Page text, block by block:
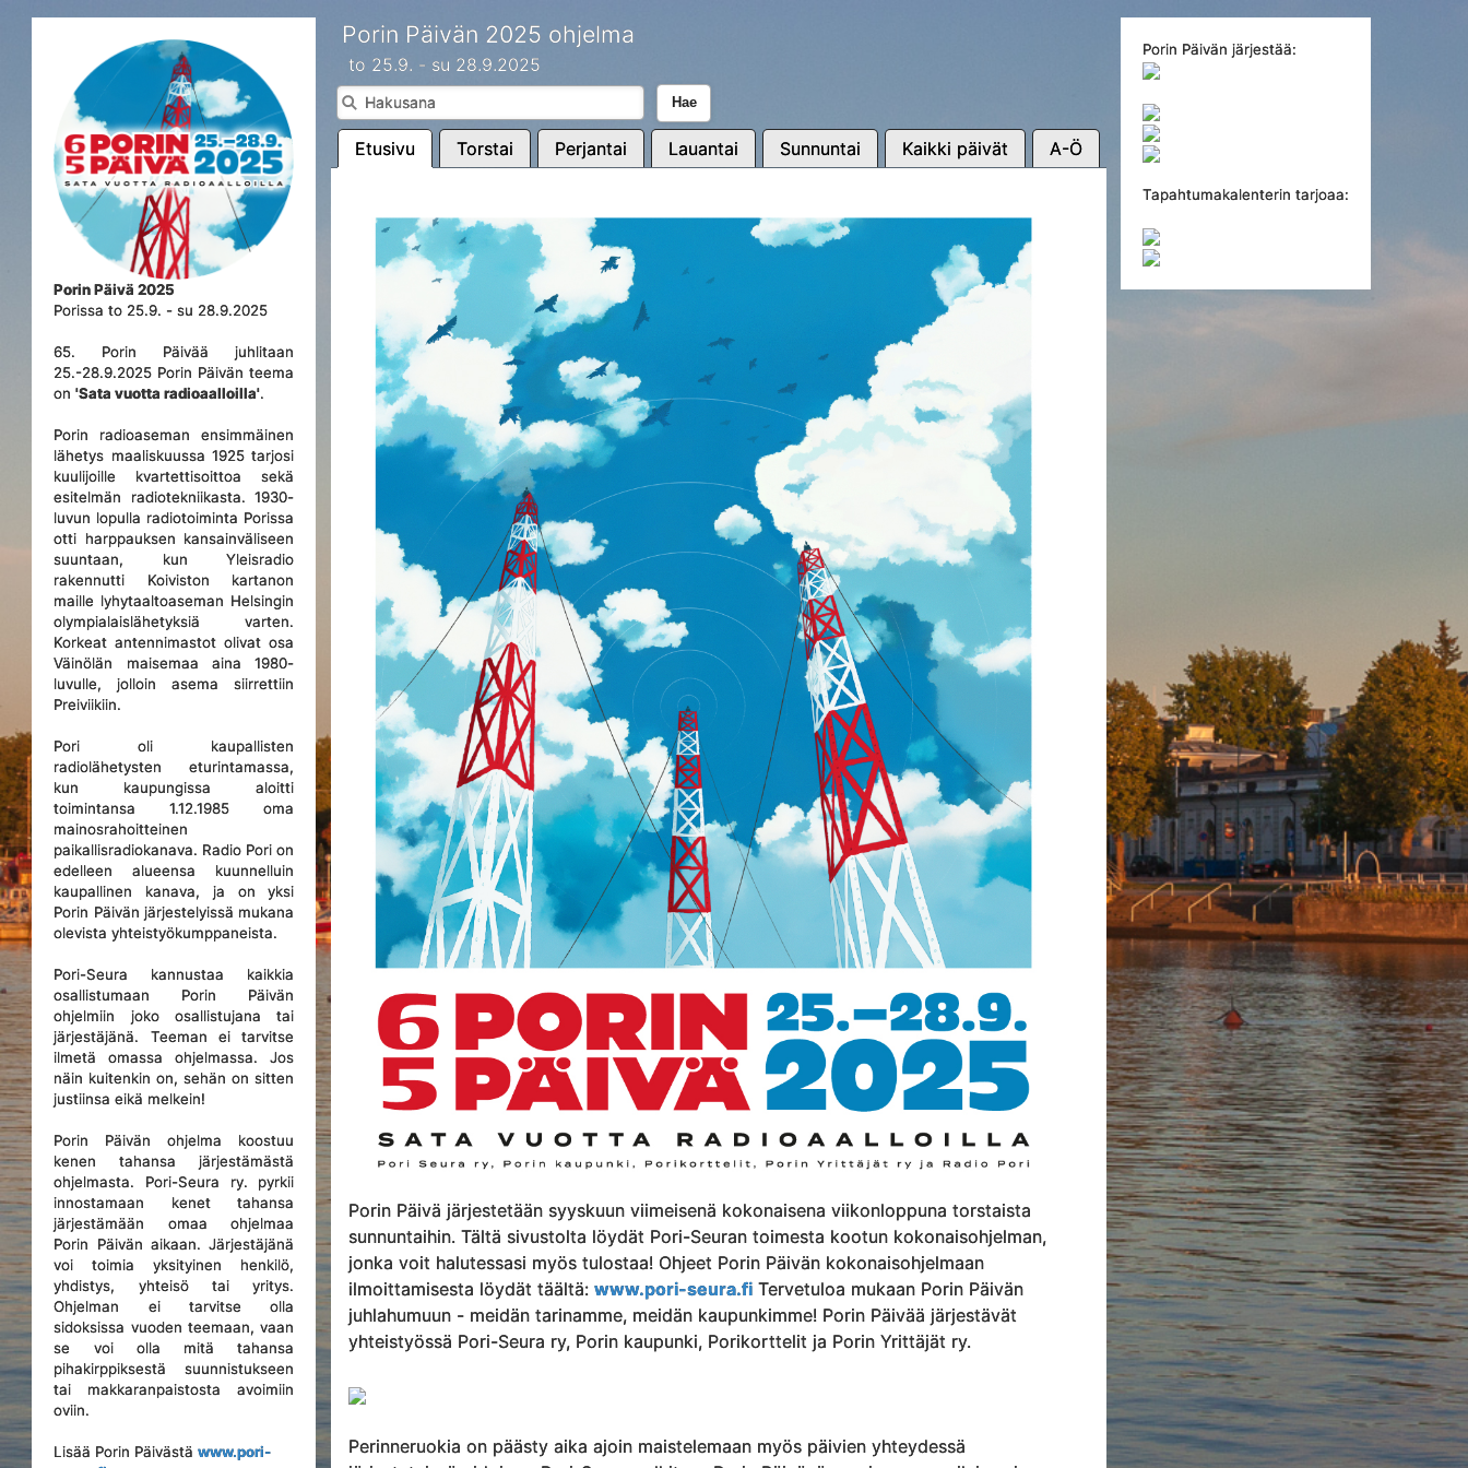
Porin Päivä 2025
Porissa to 25.9. - su 28.9.2025
65. Porin Päivää juhlitaan
25.-28.9.2025 Porin Päivän teema
on'Sata vuotta radioaalloilla'.
Porin radioaseman ensimmäinen
lähetys maaliskuussa 1925 tarjosi
kuulijoille kvartettisoittoa sekä
esitelmän radiotekniikasta. 1930-
luvun lopulla radiotoiminta Porissa
otti harppauksen kansainväliseen
suuntaan, kun Yleisradio
rakennutti Koiviston kartanon
maille lyhytaaltoaseman Helsingin
olympialaislähetyksiä varten.
Korkeat antennimastot olivat osa
Väinölän maisemaa aina 1980-
luvulle, jolloin asema siirrettiin
Preiviikiin.
Pori oli kaupallisten
radiolähetysten eturintamassa,
kun kaupungissa aloitti
toimintansa 1.12.1985 oma
mainosrahoitteinen
paikallisradiokanava. Radio Pori on
edelleen alueensa kuunnelluin
kaupallinen kanava, ja on yksi
Porin Päivän järjestelyissä mukana
olevista yhteistyökumppaneista.
Pori-Seura kannustaa kaikkia
osallistumaan Porin Päivän
ohjelmiin joko osallistujana tai
järjestäjänä. Teeman ei tarvitse
ilmetä omassa ohjelmassa. Jos
näin kuitenkin on, sehän on sitten
justiinsa eikä melkein!
Porin Päivän ohjelma koostuu
kenen tahansa järjestämästä
ohjelmasta. Pori-Seura ry. pyrkii
innostamaan kenet tahansa
järjestämään omaa ohjelmaa
Porin Päivän aikaan. Järjestäjänä
voi toimia yksityinen henkilö,
yhdistys, yhteisö tai yritys.
Ohjelman ei tarvitse olla
sidoksissa vuoden teemaan, vaan
se voi olla mitä tahansa
pihakirppiksestä suunnistukseen
tai makkaranpaistosta avoimiin
oviin.
Lisää Porin Päivästäwww.pori-
Porin Päivän 2025 ohjelma
to 25.9. - su 28.9.2025
Hae
Etusivu Torstai Perjantai Lauantai Sunnuntai Kaikki päivät A-Ö
Porin Päivä järjestetään syyskuun viimeisenä kokonaisena viikonloppuna torstaista
sunnuntaihin. Tältä sivustolta löydät Pori-Seuran toimesta kootun kokonaisohjelman,
jonka voit halutessasi myös tulostaa! Ohjeet Porin Päivän kokonaisohjelmaan
ilmoittamisesta löydät täältä: www.pori-seura.fiTervetuloa mukaan Porin Päivän
juhlahumuun - meidän tarinamme, meidän kaupunkimme! Porin Päivää järjestävät
yhteistyössä Pori-Seura ry, Porin kaupunki, Porikorttelit ja Porin Yrittäjät ry.
Perinneruokia on päästy aika ajoin maistelemaan myös päivien yhteydessä
Porin Päivän järjestää:
Tapahtumakalenterin tarjoaa: